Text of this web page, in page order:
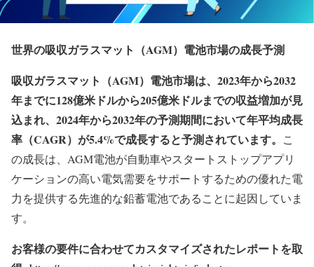
世界の吸収ガラスマット（AGM）電池市場の成長予測
吸収ガラスマット（AGM）電池市場は、 2023年から2032
年までに128億米ドルから205億米ドルまでの収益増加が見
込まれ、 2024年から2032年の予測期間において年平均成長
率（CAGR）が5.4%で成長すると予測されています。 こ
の成長は、AGM電池が自動車やスタートストップアプリ
ケーションの高い電気需要をサポートするための優れた電
力を提供する先進的な鉛蓄電池であることに起因していま
す。
お客様の要件に合わせてカスタマイズされたレポートを取